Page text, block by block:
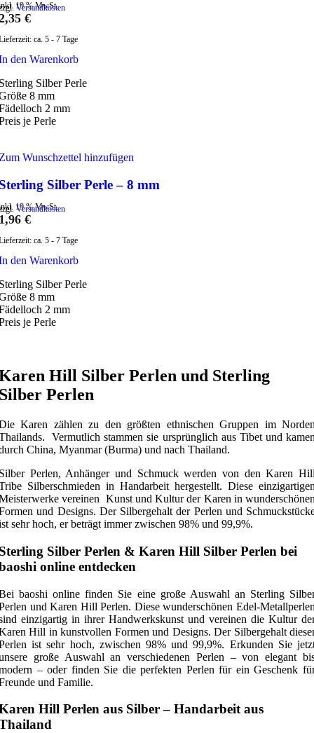
19 % MwSt.
Versandkosten
€
ca. 5 - 7 Tage
den Warenkorb
Silber Perle
8 mm
2 mm
je Perle
Wunschzettel hinzufügen
Silber Perle – 8 mm
19 % MwSt.
Versandkosten
€
ca. 5 - 7 Tage
den Warenkorb
Silber Perle
8 mm
2 mm
je Perle
Hill Silber Perlen und Sterling
Perlen
Karen zählen zu den größten ethnischen Gruppen im
Vermutlich stammen sie ursprünglich aus Tibet und
China, Myanmar (Burma) und nach Thailand.
Perlen, Anhänger und Schmuck werden von den Karen
Silberschmieden in Handarbeit hergestellt. Diese
vereinen Kunst und Kultur der Karen in
und Designs. Der Silbergehalt der Perlen und
sehr hoch, er beträgt immer zwischen 98% und 99,9%.
Silber Perlen & Karen Hill Silber Perlen bei
online entdecken
baoshi online finden Sie eine große Auswahl an Sterling
und Karen Hill Perlen. Diese wunderschönen Edel-
einzigartig in ihrer Handwerkskunst und vereinen die Kultur
Hill in kunstvollen Formen und Designs. Der Silbergehalt
ist sehr hoch, zwischen 98% und 99,9%. Erkunden Sie
große Auswahl an verschiedenen Perlen – von elegant
– oder finden Sie die perfekten Perlen für ein Geschenk
und Familie.
Hill Perlen aus Silber – Handarbeit aus